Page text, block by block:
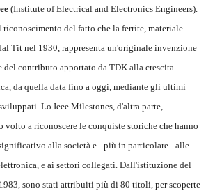
(Institute of Electrical and Electronics Engineers).
del fatto che la ferrite, materiale
Tit nel 1930, rappresenta un'originale invenzione
del contributo apportato da TDK alla crescita
da quella data fino a oggi, mediante gli ultimi
Lo Ieee Milestones, d'altra parte,
volto a riconoscere le conquiste storiche che hanno
alla società e - più in particolare - alle
e ai settori collegati. Dall'istituzione del
sono stati attribuiti più di 80 titoli, per scoperte